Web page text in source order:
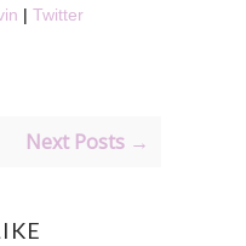
|Twitter
Next Posts →